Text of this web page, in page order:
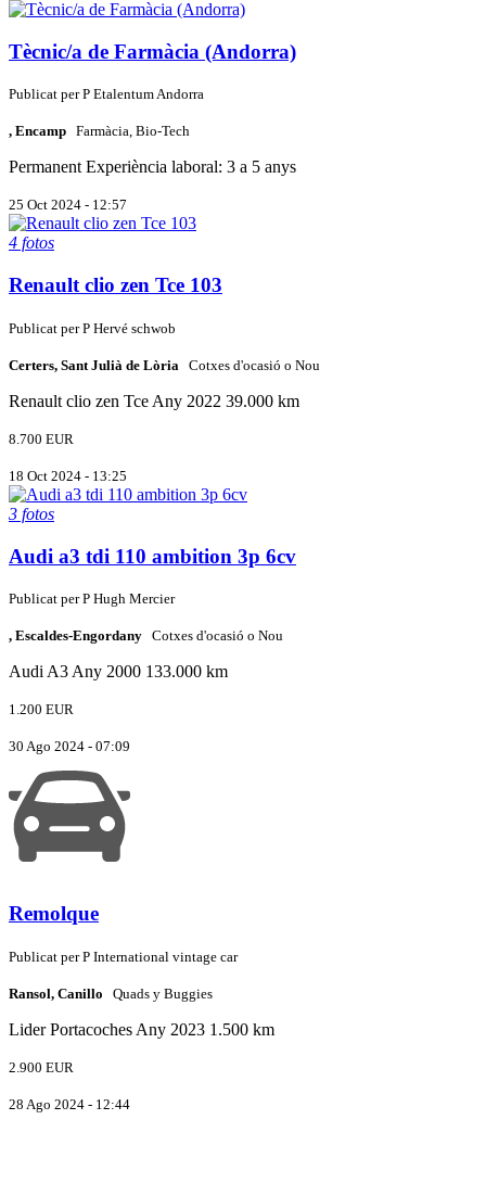
Tècnic/a de Farmàcia (Andorra)
Publicat perP Etalentum Andorra
, Encamp Farmàcia, Bio-Tech
Permanent Experiència laboral: 3 a 5 anys
25 Oct 2024 - 12:57
4 fotos
Renault clio zen Tce 103
Publicat perP Hervé schwob
Certers, Sant Julià de Lòria Cotxes d'ocasió o Nou
Renault clio zen Tce Any 2022 39.000 km
8.700 EUR
18 Oct 2024 - 13:25
3 fotos
Audi a3 tdi 110 ambition 3p 6cv
Publicat perP Hugh Mercier
, Escaldes-Engordany Cotxes d'ocasió o Nou
Audi A3 Any 2000 133.000 km
1.200 EUR
30 Ago 2024 - 07:09
Remolque
Publicat perP International vintage car
Ransol, Canillo Quads y Buggies
Lider Portacoches Any 2023 1.500 km
2.900 EUR
28 Ago 2024 - 12:44